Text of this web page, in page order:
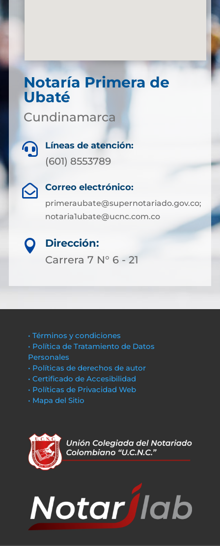
Notaría Primera de
Ubaté
Cundinamarca
 Líneas de atención:
(601) 8553789
 Correo electrónico:
primeraubate@supernotariado.gov.co;
notaria1ubate@ucnc.com.co

Dirección:
Carrera 7 N° 6 - 21
• Términos y condiciones
• Política de Tratamiento de Datos
Personales
• Políticas de derechos de autor
• Certificado de Accesibilidad
• Políticas de Privacidad Web
• Mapa del Sitio